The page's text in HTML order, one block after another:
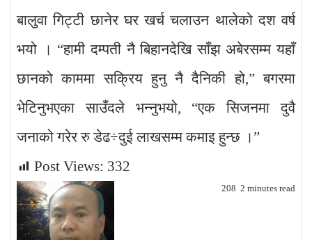
बालुवा गिट्टी छानेर घर खर्च चलाउन थालेको दश वर्ष
भयो । “हामी दम्पती नै बिहानदेखि साँझ अबेरसम्म यहाँ
छानको काममा सक्रिय हुनु नै दैनिकी हो,” बगरमा
भेटिनुभएका साउँदले भन्नुभयो, “एक सिजनमा दुवै
जनाको गरेर रु डेढ÷दुई लाखसम्म कमाइ हुन्छ ।”
Post Views: 332
208 2 minutes read